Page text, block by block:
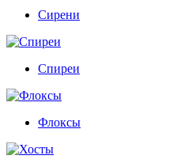
Сирени
Спиреи
Флоксы